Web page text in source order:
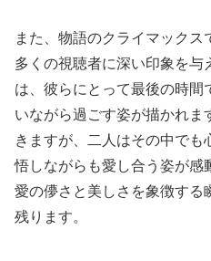
また、物語のクライマックス
多くの視聴者に深い印象を与
は、彼らにとって最後の時間
いながら過ごす姿が描かれま
きますが、二人はその中で
悟しながらも愛し合う姿が感
愛の儚さと美しさを象徴する
残ります。